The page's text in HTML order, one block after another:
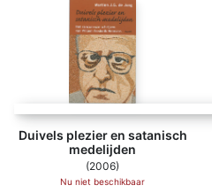
Duivels plezier en satanisch
medelijden
(2006)
Nu niet beschikbaar